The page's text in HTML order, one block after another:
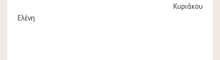
Κυριάκου
Ελένη